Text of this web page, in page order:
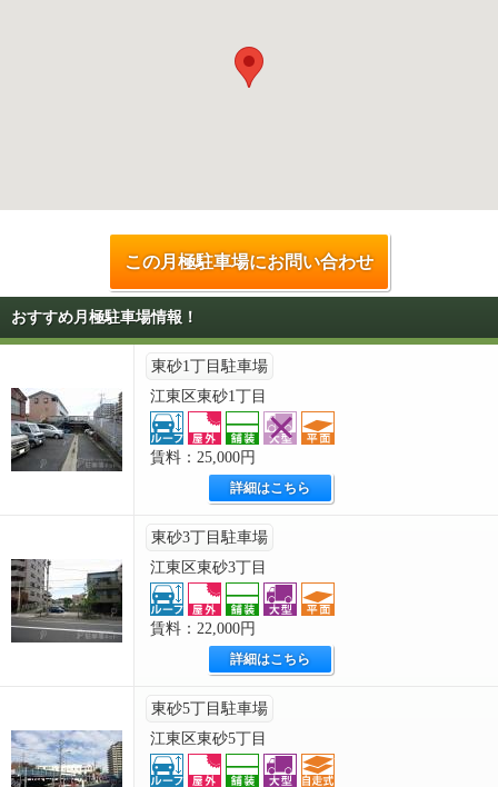
この月極駐車場にお問い合わせ
おすすめ月極駐車場情報！
東砂1丁目駐車場
江東区東砂1丁目
賃料：25,000円
詳細はこちら
東砂3丁目駐車場
江東区東砂3丁目
賃料：22,000円
詳細はこちら
東砂5丁目駐車場
江東区東砂5丁目